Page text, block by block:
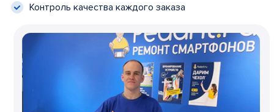
Контроль качества каждого заказа